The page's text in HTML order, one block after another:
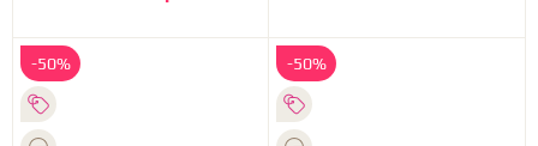
-50% -50%